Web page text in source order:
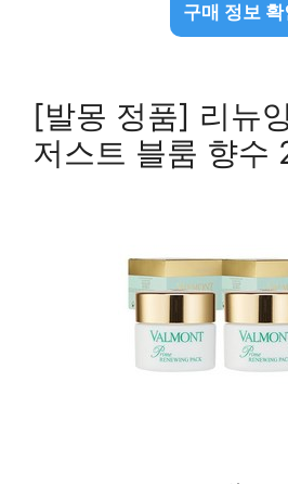
구매 정보 확
[발몽 정품] 리뉴
저스트 블룸 향수